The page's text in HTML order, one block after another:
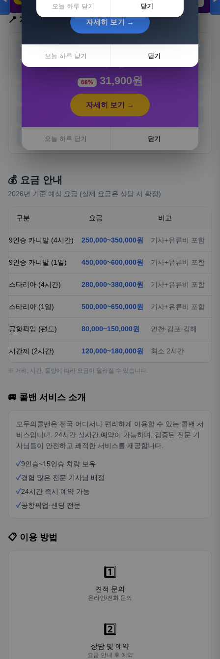
3,308원
📍 지역 선택
강원 충북
전남 경북
💰 요금 안내
2026년 기준 예상 요금 (실제 요금은 상담 시 확정)
구분 요금 비고
9인승 카니발 (4시간) 250,000~350,000원 기사+유류비 포함
9인승 카니발 (1일) 450,000~600,000원 기사+유류비 포함
스타리아 (4시간) 280,000~380,000원 기사+유류비 포함
스타리아 (1일) 500,000~650,000원 기사+유류비 포함
공항픽업 (편도) 80,000~150,000원 인천·김포·김해
시간제 (2시간) 120,000~180,000원 최소 2시간
※ 거리, 시간, 물량에 따라 요금이 달라질 수 있습니다.
🚐 콜밴 서비스 소개
모두의콜밴은 전국 어디서나 편리하게 이용할 수 있는 콜밴 서
비스입니다. 24시간 실시간 예약이 가능하며, 검증된 전문 기
사님들이 안전하고 쾌적한 서비스를 제공합니다.
✓9인승~15인승 차량 보유
✓경험 많은 전문 기사님 배정
✓24시간 즉시 예약 가능
✓공항픽업·샌딩 전문
📋 이용 방법
1️⃣
견적 문의
온라인/전화 문의
2️⃣
상담 및 예약
요금 안내 후 예약
오늘 하루 닫기 닫기
68% 31,900원
자세히 보기 →
오늘 하루 닫기 닫기
자세히 보기 →
오늘 하루 닫기 닫기